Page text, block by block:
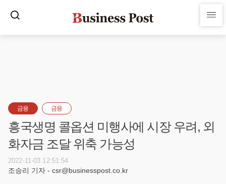
금융 금융
흥국생명 콜옵션 미행사에 시장 우려, 외
화자금 조달 위축 가능성
2022-11-03 12:51:54
조승리 기자 - csr@businesspost.co.kr